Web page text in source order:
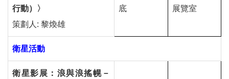
行動）〉
策劃人 : 黎煥雄
底
展覽室
衛星活動
衛星影展：浪與浪搖幌－